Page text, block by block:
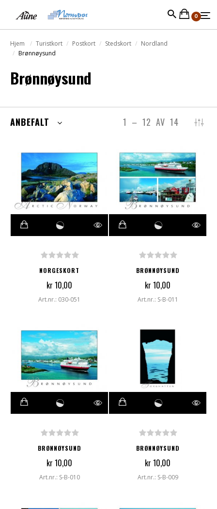
0
Hjem Turistkort Postkort Stedskort
Nordland
Brønnøysund
Brønnøysund
1 – 12 AV 14
ANBEFALT
NORGESKORT
kr 10,00
Art.nr.: 030-051
BRØNNØYSUND
kr 10,00
Art.nr.: S-B-011
BRØNNØYSUND
kr 10,00
Art.nr.: S-B-010
BRØNNØYSUND
kr 10,00
Art.nr.: S-B-009